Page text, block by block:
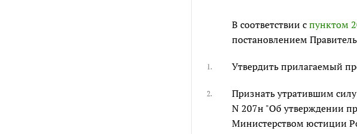
В соответствии спунктом
постановлением
1. Утвердить прилагаемый
2.
Признать утратившим
N 207н "Об утверждении
Министерством юстиции